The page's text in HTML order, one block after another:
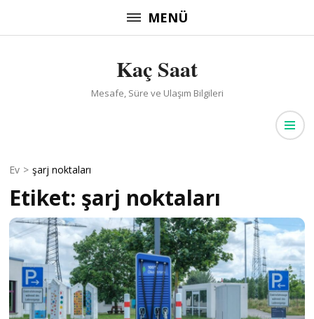
atla
MENÜ
Kaç Saat
Mesafe, Süre ve Ulaşım Bilgileri
Ev > şarj noktaları
Etiket: şarj noktaları